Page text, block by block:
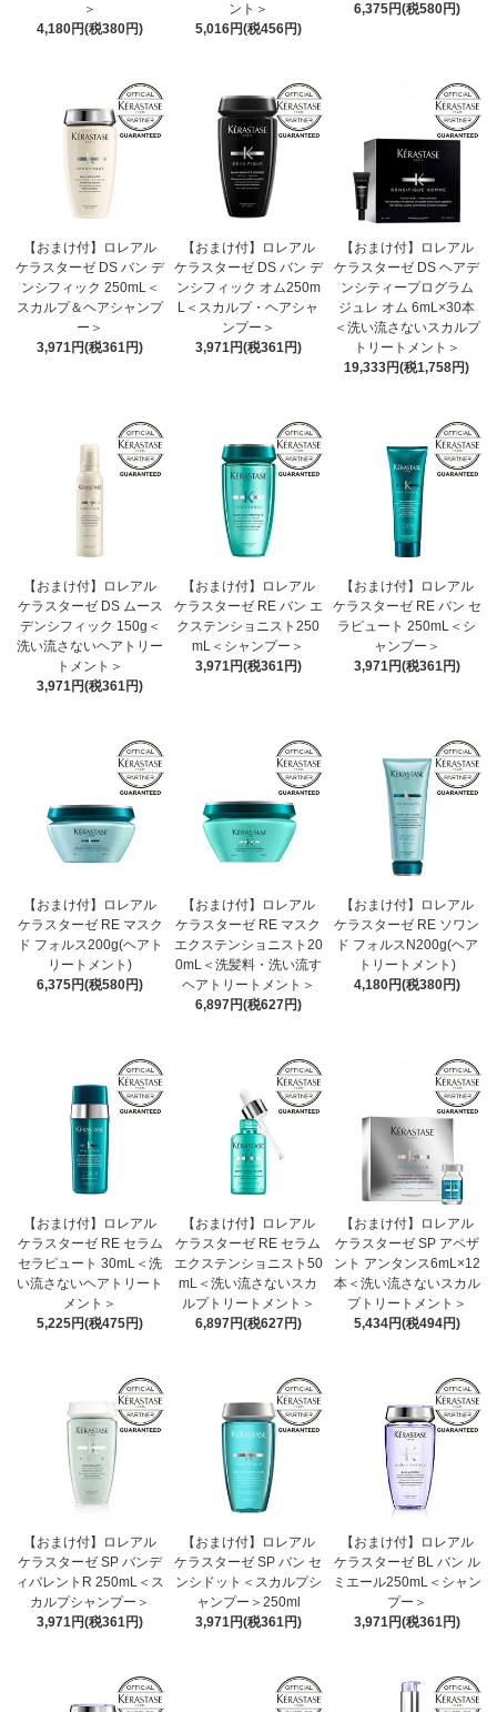
＞
4,180円(税380円)
ント＞
5,016円(税456円)
6,375円(税580円)
【おまけ付】ロレアル
ケラスターゼ DS バン デ
ンシフィック 250mL＜
スカルプ＆ヘアシャンプ
ー＞
3,971円(税361円)
【おまけ付】ロレアル
ケラスターゼ DS バン デ
ンシフィック オム250m
L＜スカルプ・ヘアシャ
ンプー＞
3,971円(税361円)
【おまけ付】ロレアル
ケラスターゼ DS ヘアデ
ンシティープログラム
ジュレ オム 6mL×30本
＜洗い流さないスカルプ
トリートメント＞
19,333円(税1,758円)
【おまけ付】ロレアル
ケラスターゼ DS ムース
デンシフィック 150g＜
洗い流さないヘアトリー
トメント＞
3,971円(税361円)
【おまけ付】ロレアル
ケラスターゼ RE バン エ
クステンショニスト250
mL＜シャンプー＞
3,971円(税361円)
【おまけ付】ロレアル
ケラスターゼ RE バン セ
ラピュート 250mL＜シ
ャンプー＞
3,971円(税361円)
【おまけ付】ロレアル
ケラスターゼ RE マスク
ド フォルス200g(ヘアト
リートメント)
6,375円(税580円)
【おまけ付】ロレアル
ケラスターゼ RE マスク
エクステンショニスト20
0mL＜洗髪料・洗い流す
ヘアトリートメント＞
6,897円(税627円)
【おまけ付】ロレアル
ケラスターゼ RE ソワン
ド フォルスN200g(ヘア
トリートメント)
4,180円(税380円)
【おまけ付】ロレアル
ケラスターゼ RE セラム
セラピュート 30mL＜洗
い流さないヘアトリート
メント＞
5,225円(税475円)
【おまけ付】ロレアル
ケラスターゼ RE セラム
エクステンショニスト50
mL＜洗い流さないスカ
ルプトリートメント＞
6,897円(税627円)
【おまけ付】ロレアル
ケラスターゼ SP アペザ
ント アンタンス6mL×12
本＜洗い流さないスカル
プトリートメント＞
5,434円(税494円)
【おまけ付】ロレアル
ケラスターゼ SP バンデ
ィバレントR 250mL＜ス
カルプシャンプー＞
3,971円(税361円)
【おまけ付】ロレアル
ケラスターゼ SP バン セ
ンシドット＜スカルプシ
ャンプー＞250ml
3,971円(税361円)
【おまけ付】ロレアル
ケラスターゼ BL バン ル
ミエール250mL＜シャン
プー＞
3,971円(税361円)